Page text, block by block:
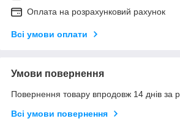
Оплата на розрахунковий рахунок
Всі умови оплати
Умови повернення
Повернення товару впродовж 14 днів за
Всі умови повернення